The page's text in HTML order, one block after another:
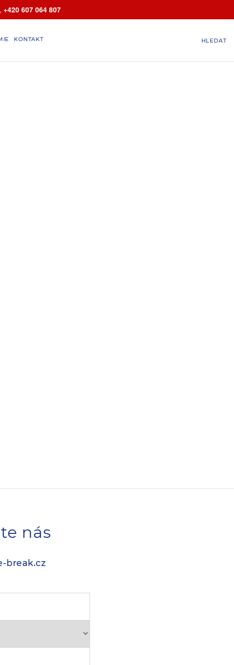
, +420 607 064 807
KONTAKT HLEDAT
nás
break.cz